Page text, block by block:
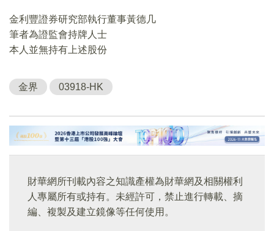
金利豐證券研究部執行董事黃德几
筆者為證監會持牌人士
本人並無持有上述股份
金界 03918-HK
財華網所刊載內容之知識產權為財華網及相關權利
人專屬所有或持有。未經許可，禁止進行轉載、摘
編、複製及建立鏡像等任何使用。